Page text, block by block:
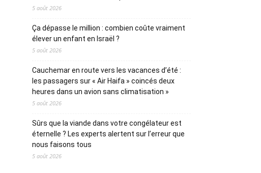
5 août 2026
Ça dépasse le million : combien coûte vraiment
élever un enfant en Israël ?
5 août 2026
Cauchemar en route vers les vacances d’été :
les passagers sur « Air Haifa » coincés deux
heures dans un avion sans climatisation »
5 août 2026
Sûrs que la viande dans votre congélateur est
éternelle ? Les experts alertent sur l’erreur que
nous faisons tous
5 août 2026